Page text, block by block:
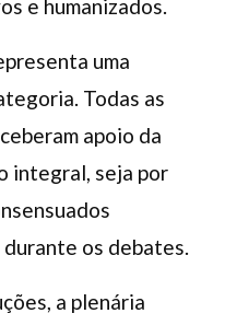
e humanizados.
uma
Todas as
apoio da
integral, seja por
os debates.
a plenária